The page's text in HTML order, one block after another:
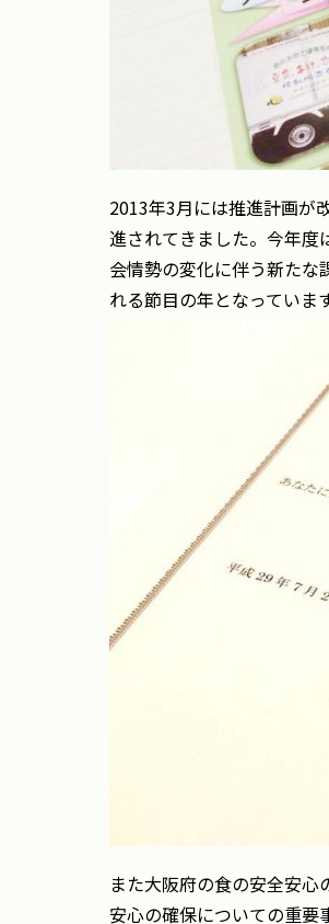
2013年3月には推進計画が
進されてきました。今年度
会情勢の変化に伴う新たな
れる節目の年となっています
また大阪府の食の安全安
安心の確保についての重要